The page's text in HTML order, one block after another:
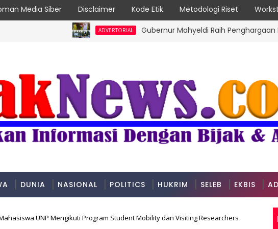
Media Siber Disclaimer Kode Etik Metodologi Riset
ADVERTORIAL Gubernur Mahyeldi Raih Penghargaan Kartika
DUNIA NASIONAL POLITICS HUKRIM SELEB EKBIS
UNP Mengikuti Program Student Mobility dan Visiting Researchers